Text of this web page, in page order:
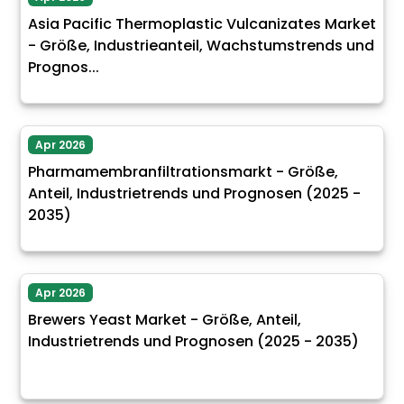
Asia Pacific Thermoplastic Vulcanizates Market
- Größe, Industrieanteil, Wachstumstrends und
Prognos...
Apr 2026
Pharmamembranfiltrationsmarkt - Größe,
Anteil, Industrietrends und Prognosen (2025 -
2035)
Apr 2026
Brewers Yeast Market - Größe, Anteil,
Industrietrends und Prognosen (2025 - 2035)